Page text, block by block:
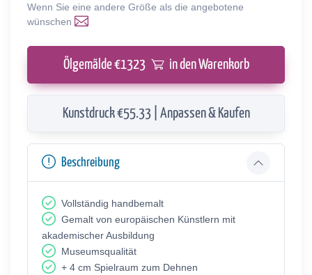
Wenn Sie eine andere Größe als die angebotene
wünschen
Ölgemälde €1323 in den Warenkorb
Kunstdruck €55.33 | Anpassen & Kaufen
Beschreibung
Vollständig handbemalt
Gemalt von europäischen Künstlern mit
akademischer Ausbildung
Museumsqualität
+ 4 cm Spielraum zum Dehnen